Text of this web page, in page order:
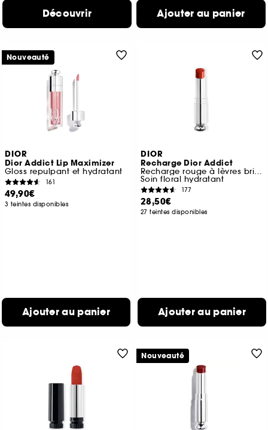
Découvrir Ajouter au panier
DIOR
Dior Addict Lip Maximizer
Gloss repulpant et hydratant
161
49,90€
3 teintes disponibles
Ajouter au panier
Nouveauté
DIOR
Recharge Dior Addict
Recharge rouge à lèvres brillant
Soin floral hydratant
177
28,50€
27 teintes disponibles
Ajouter au panier
Nouveauté